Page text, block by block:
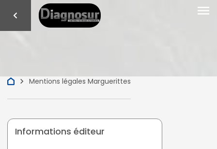
menu
keyboard_arrow_right Mentions légales Marguerittes
Informations éditeur